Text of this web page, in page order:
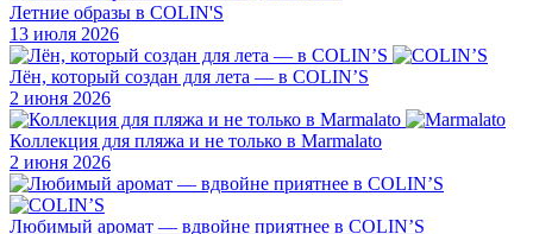
Летние образы в COLIN'S
13 июля 2026
Лён, который создан для лета — в COLIN’S
2 июня 2026
Коллекция для пляжа и не только в Marmalato
2 июня 2026
Любимый аромат — вдвойне приятнее в COLIN’S